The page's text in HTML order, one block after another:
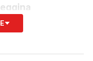
–